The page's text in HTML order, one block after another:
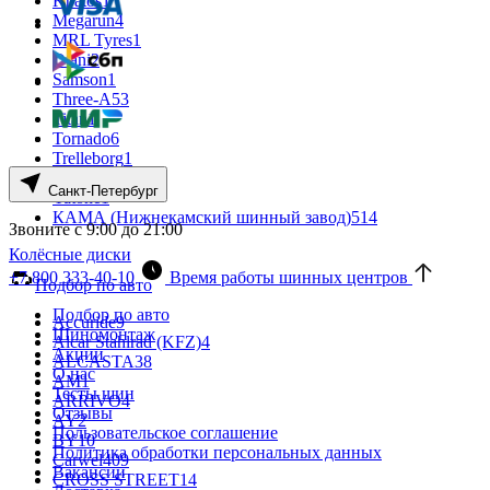
Megarun4
MRL Tyres1
Otani2
Samson1
Three-A53
Titan1
Tornado6
Trelleborg1
Yatone1
КАМА (Нижнекамский шинный завод)514
Колёсные диски
Подбор по авто
Accuride9
Alcar Stahlrad (KFZ)4
ALCASTA38
AM1
ARRIVO4
AY2
BY10
Carwel409
CROSS STREET14
Санкт-Петербург
Звоните с 9:00 до 21:00
+7 800 333-40-10
Время работы шинных центров
Подбор по авто
Шиномонтаж
Акции
О нас
Тесты шин
Отзывы
Пользовательское соглашение
Политика обработки персональных данных
Вакансии